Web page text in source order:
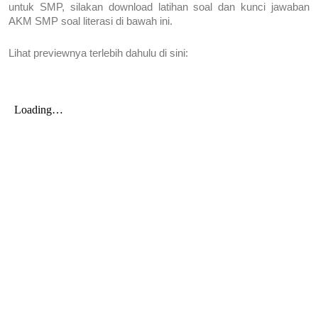
untuk SMP, silakan download latihan soal dan kunci jawaban
AKM SMP soal literasi di bawah ini.
Lihat previewnya terlebih dahulu di sini: